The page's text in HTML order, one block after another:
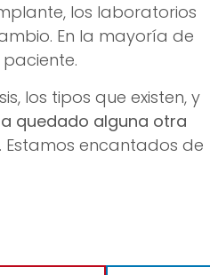
los laboratorios
En la mayoría de
los tipos que existen, y
quedado alguna otra
. Estamos encantados de